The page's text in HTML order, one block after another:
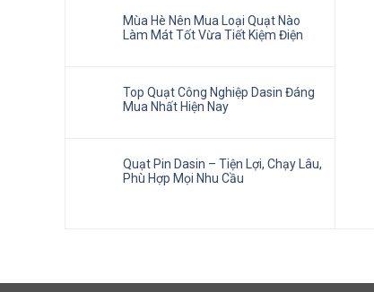
Mùa Hè Nên Mua Loại Quạt Nào
Làm Mát Tốt Vừa Tiết Kiệm Điện
Top Quạt Công Nghiệp Dasin Đáng
Mua Nhất Hiện Nay
Quạt Pin Dasin – Tiện Lợi, Chạy Lâu,
Phù Hợp Mọi Nhu Cầu